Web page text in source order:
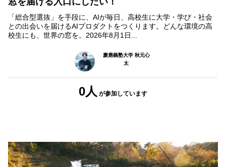
「総合型選抜」を手段に、AIが毎日、高校生に大学・学び・社会
との出会いを届けるAIプロダクトをつくります。どんな環境の高
校生にも、世界の窓を。2026年8月1日...
慶應義塾大学 秋元心
太
0人 が参加しています